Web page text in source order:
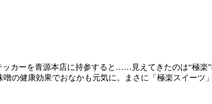
カーを青源本店に持参すると……見えてきたのは“極楽
の健康効果でおなかも元気に。まさに「極楽スイーツ」